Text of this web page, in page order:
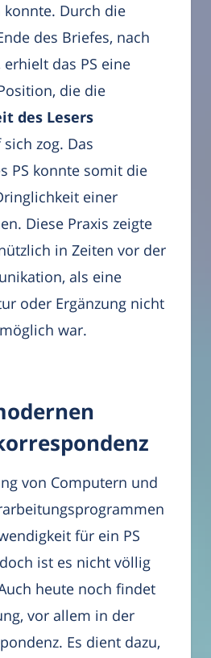
Durch die
des Briefes, nach
das PS eine
die die
des Lesers
zog. Das
PS konnte somit die
einer
Diese Praxis zeigte
in Zeiten vor der
als eine
oder Ergänzung nicht
war.
von Computern und
für ein PS
ist es nicht völlig
heute noch findet
vor allem in der
Es dient dazu,